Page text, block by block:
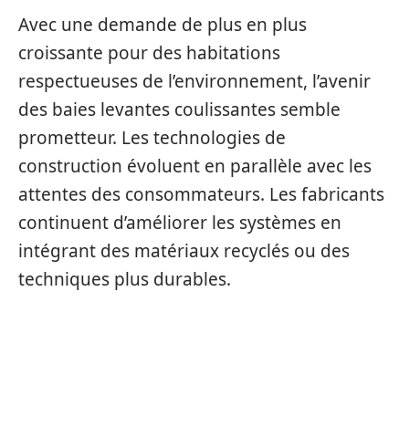
Avec une demande de plus en plus
croissante pour des habitations
respectueuses de l’environnement, l’avenir
des baies levantes coulissantes semble
prometteur. Les technologies de
construction évoluent en parallèle avec les
attentes des consommateurs. Les fabricants
continuent d’améliorer les systèmes en
intégrant des matériaux recyclés ou des
techniques plus durables.